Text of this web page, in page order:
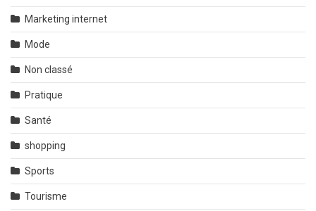
Marketing internet
Mode
Non classé
Pratique
Santé
shopping
Sports
Tourisme